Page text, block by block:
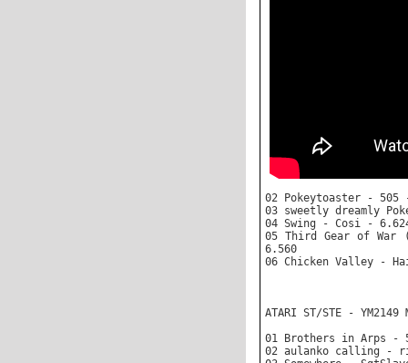
02 Pokeytoaster - 505
03 sweetly dreamly
04 Swing - Cosi -
05 Third Gear of War
6.560
06 Chicken Valley -
ATARI ST/STE - YM2149
01 Brothers in Arps -
02 aulanko calling -